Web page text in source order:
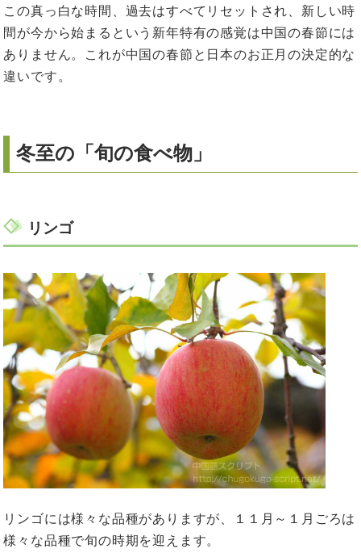
この真っ白な時間、過去はすべてリセットされ、新しい時
間が今から始まるという新年特有の感覚は中国の春節には
ありません。これが中国の春節と日本のお正月の決定的な
違いです。
冬至の「旬の食べ物」
リンゴ
リンゴには様々な品種がありますが、１１月～１月ごろは
様々な品種で旬の時期を迎えます。